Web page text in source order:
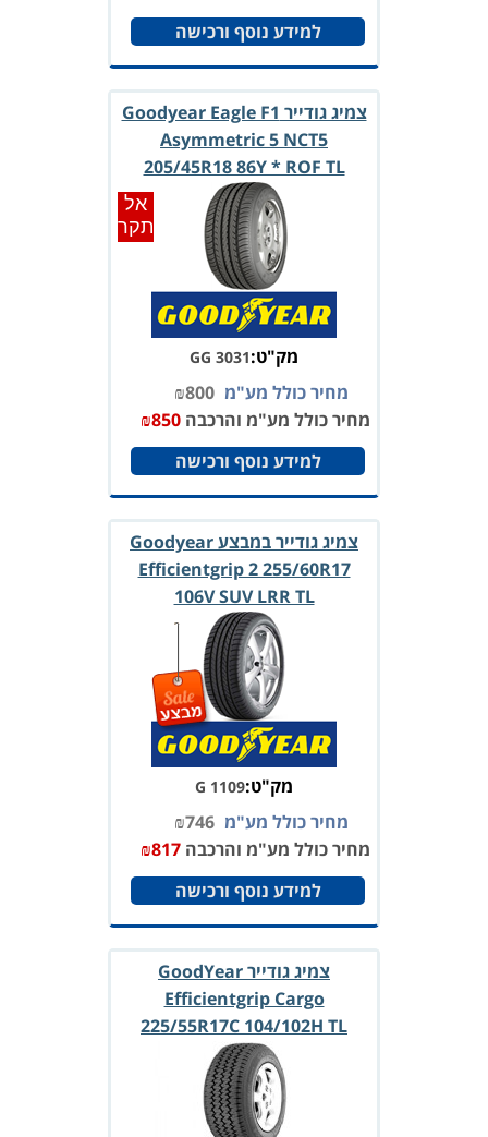
למידע נוסף ורכישה
צמיג גודייר Goodyear Eagle F1
Asymmetric 5 NCT5
205/45R18 86Y * ROF TL
אל
תקר
מק"ט:GG 3031
מחיר כולל מע"מ ₪800
מחיר כולל מע"מ והרכבה
₪850
למידע נוסף ורכישה
צמיג גודייר במבצע Goodyear
Efficientgrip 2 255/60R17
106V SUV LRR TL
מק"ט:G 1109
מחיר כולל מע"מ ₪746
מחיר כולל מע"מ והרכבה
₪817
למידע נוסף ורכישה
צמיג גודייר GoodYear
Efficientgrip Cargo
225/55R17C 104/102H TL